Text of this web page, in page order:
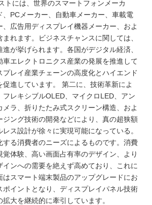
トには、世界のスマートフォンメーカ
、PCメーカー、自動車メーカー、車載電
広告用ディスプレイ機器メーカー、およ
れます。ビジネスチャンスに関しては、
が挙げられます。各国がデジタル経済、
車エレクトロニクス産業の発展を推進して
プレイ産業チェーンの高度化とハイエンド
進しています。 第二に、技術革新によ
フレキシブルOLED、マイクロLED、アン
メラ、折りたたみ式スクリーン構造、およ
ジング技術の開発などにより、真の超狭額
ス設計が徐々に実現可能になっている。
する消費者のニーズによるものです。消費
体験、高い画面占有率のデザイン、より
インへの需要を絶えず高めており、これに
はスマート端末製品のアップグレードにお
ポイントとなり、ディスプレイパネル技術
大を継続的に牽引しています。